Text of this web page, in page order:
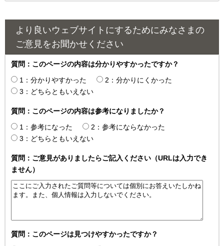
より良いウェブサイトにするためにみなさまの
ご意見をお聞かせください
質問：このページの内容は分かりやすかったですか？
1：分かりやすかった
2：分かりにくかった
3：どちらともいえない
質問：このページの内容は参考になりましたか？
1：参考になった
2：参考にならなかった
3：どちらともいえない
質問：ご意見がありましたらご記入ください（URLは入力でき
ません）
質問：このページは見つけやすかったですか？